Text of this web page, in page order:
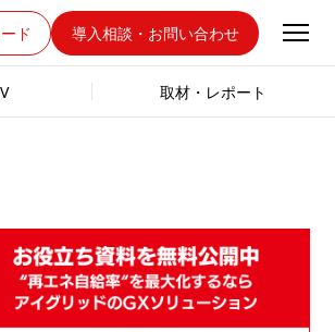
ド 導入相談・お問い合わせ
取材・レポート